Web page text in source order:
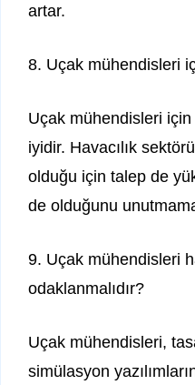
artar.
8. Uçak mühendisleri
Uçak mühendisleri
iyidir. Havacılık
olduğu için talep de
de olduğunu
9. Uçak mühendisleri
odaklanmalıdır?
Uçak mühendisleri,
simülasyon